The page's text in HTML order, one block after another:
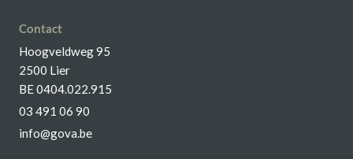
Contact
Hoogveldweg 95
2500 Lier
BE 0404.022.915
03 491 06 90
info@gova.be